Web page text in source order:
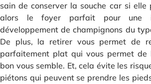
sain de conserver la souche car si elle
alors le foyer parfait pour une
développement de champignons du
De plus, la retirer vous permet de
parfaitement plat qui vous permet de
bon vous semble. Et, cela évite les
piétons qui peuvent se prendre les